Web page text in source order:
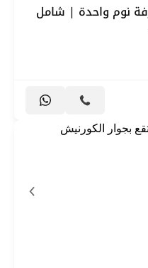
نوم واحدة | شامل